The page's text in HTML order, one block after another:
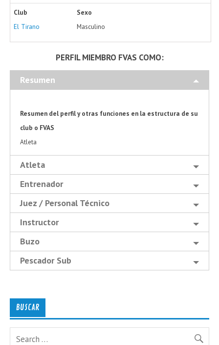
Club
El Tirano
Sexo
Masculino
PERFIL MIEMBRO FVAS COMO:
Resumen
Resumen del perfil y otras funciones en la estructura de su
club o FVAS
Atleta
Atleta
Entrenador
Juez / Personal Técnico
Instructor
Buzo
Pescador Sub
BUSCAR